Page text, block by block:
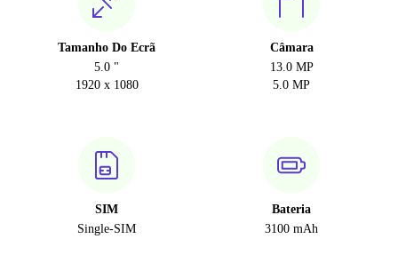
Tamanho Do Ecrã
5.0 "
1920 x 1080
Câmara
13.0 MP
5.0 MP
SIM
Single-SIM
Bateria
3100 mAh